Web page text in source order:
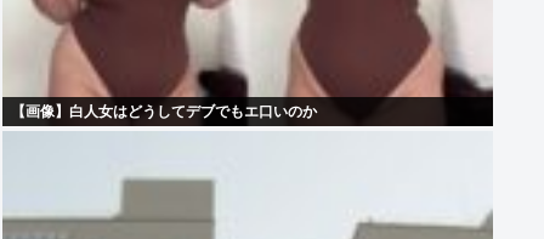
【画像】白人女はどうしてデブでもエ口いのか